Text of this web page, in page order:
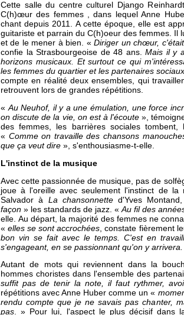
Cette salle du centre culturel Django
C(h)œur des femmes , dans lequel Anne
chant depuis 2011. A cette époque, elle est
guitariste et parrain du C(h)oeur des femmes. Il
et de le mener à bien. « Diriger un chœur,
confie la Strasbourgeoise de 48 ans.Mais il y
horizons musicaux. Et surtout ce qui
les femmes du quartier et les partenaires
compte en réalité deux ensembles, qui
retrouvent lors de grandes répétitions.
« Au Neuhof, il y a une émulation, une force
on discute de la vie, on est à l'écoute »,
des femmes, les barrières sociales tombent,
« Comme on travaille des chansons
que ça veut dire », s'enthousiasme-t-elle.
L'instinct de la musique
Avec cette passionnée de musique, pas de
joue à l'oreille avec seulement l'instinct de la
Salvador à La chansonnetted'Yves
façon » les standards de jazz. « Au fil des
elle. Au départ, la majorité des femmes ne
«elles se sont accrochées , constate fièrement
bon vin se fait avec le temps. C'est en
s'engageant, en se passionnant qu'on y arrivera.
Autant de mots qui reviennent dans la
hommes choristes dans l'ensemble des
suffit pas de tenir la note, il faut rythmer,
répétitions avec Anne Huber comme un «
rendu compte que je ne savais pas chanter,
pas. » Pour lui, l'aspect le plus décisif dans